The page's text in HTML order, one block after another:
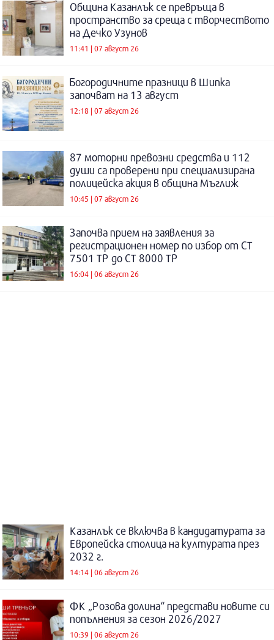
Община Казанлък се превръща в
пространство за среща с творчеството
на Дечко Узунов
11:41 | 07 август 26
Богородичните празници в Шипка
започват на 13 август
12:18 | 07 август 26
87 моторни превозни средства и 112
души са проверени при специализирана
полицейска акция в община Мъглиж
10:45 | 07 август 26
Започва прием на заявления за
регистрационен номер по избор от СТ
7501 ТР до СТ 8000 ТР
16:04 | 06 август 26
Казанлък се включва в кандидатурата за
Европейска столица на културата през
2032 г.
14:14 | 06 август 26
ФК „Розова долина“ представи новите си
попълнения за сезон 2026/2027
10:39 | 06 август 26